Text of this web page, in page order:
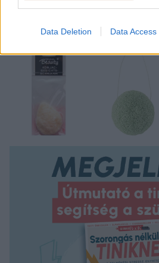
Data Deletion Data Access